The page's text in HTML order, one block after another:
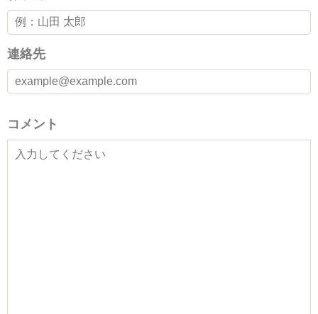
連絡先
コメント